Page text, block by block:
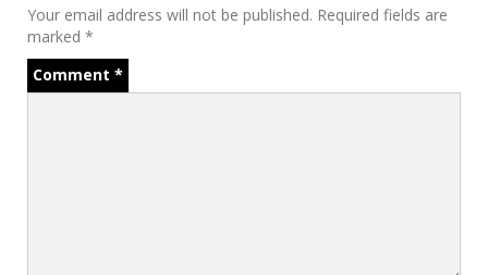
Your email address will not be published. Required fields are
marked *
Comment *